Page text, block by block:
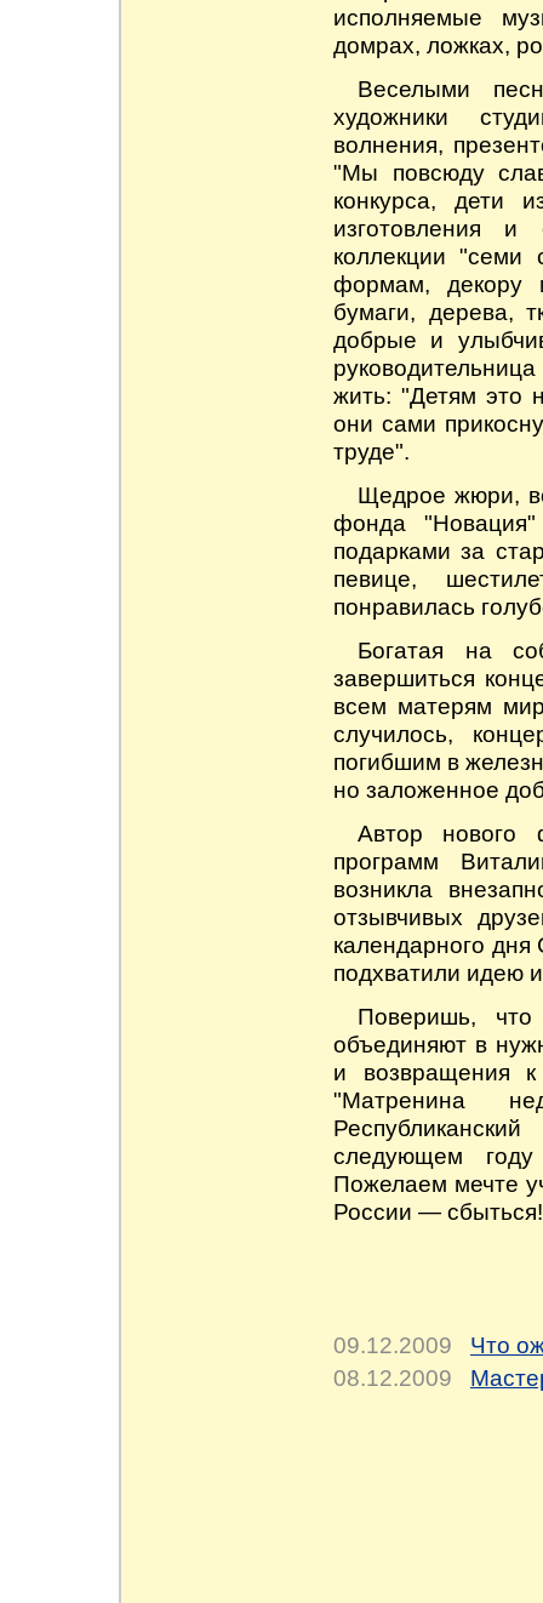
исполняемые
домрах, ложках,
Веселыми
художники
волнения,
"Мы повсюду
конкурса, дети
изготовления
коллекции "семи
формам, декору
бумаги, дерева,
добрые и
жить: "Детям это
они сами
труде".
Щедрое жюри,
фонда
подарками за
певице,
понравилась
Богатая на
завершиться
всем матерям
случилось,
погибшим в
но заложенное
Автор нового
программ
возникла
отзывчивых
календарного
подхватили идею
Поверишь,
объединяют в
и возвращения
"Матренина
следующем
Пожелаем мечте
России — сбыться!
09.12.2009
Что
08.12.2009